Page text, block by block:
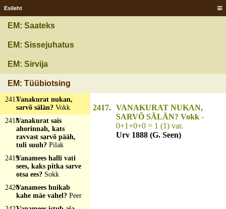
Esileht
EM: Saateks
EM: Sissejuhatus
EM: Sirvija
EM: Tüübiotsing
Kütisesuits: suits pöörab
vanaeit kõveras, selg
2415Vanaesä istus nulgah
Vanaesä kask, rohilise
rihmuga ummeldu?
Maa
2417Vanakurat nukan,
sarvõ sälän? Vokk
2418Vanakurat sais
ahorinnah, kats
ravvast sarvõ pääh,
tuli suuh? Pilak
2419Vanamees halli vati
sees, kaks pitka sarve
otsa ees? Sokk
2420Vanamees huikab
kahe mäe vahel? Peer
2417. VANAKURAT NUKAN,
SARVÕ SÄLÄN? Vokk -
0+1+0+0 = 1 (1) var.
Urv 1888 (G. Seen)